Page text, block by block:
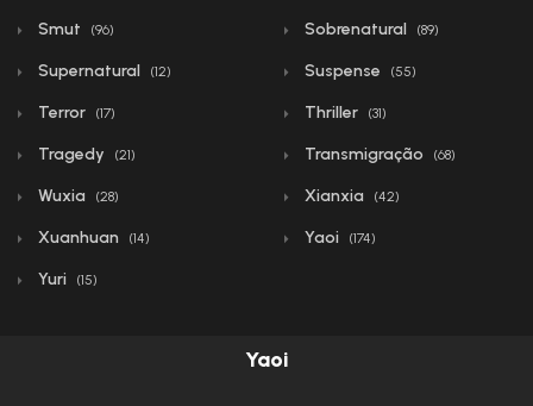
Smut (96) Sobrenatural (89)
Supernatural (12) Suspense (55)
Terror (17) Thriller (31)
Tragedy (21) Transmigração (68)
Wuxia (28) Xianxia (42)
Xuanhuan (14) Yaoi (174)
Yuri (15)
Yaoi